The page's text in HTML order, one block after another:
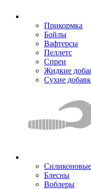
Прикормка
Бойлы
Вафтерсы
Пеллетс
Спреи
Жидкие
Сухие
Блесны
Воблеры